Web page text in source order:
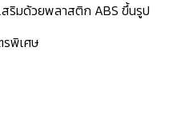
สริมด้วยพลาสติก ABS ขึ้นรูป
พิเศษ